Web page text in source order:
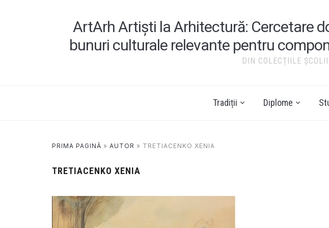
ArtArh Artiști la Arhitectură: Cercetare
bunuri culturale relevante pentru
DIN COLECȚIILE
Tradiții Diplome
PRIMA PAGINĂ » AUTOR » TRETIACENKO XENIA
TRETIACENKO XENIA